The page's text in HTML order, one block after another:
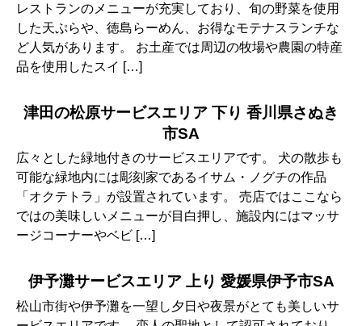
レストランのメニューが充実しており、旬の野菜を使用
した天ぷらや、徳島らーめん、お得なモテナスランチな
ど人気があります。 お土産では周辺の牧場や農園の特産
品を使用したスイ […]
津田の松原サービスエリア 下り 香川県さぬき
市SA
広々とした緑地付きのサービスエリアです。 犬の散歩も
可能な緑地内には彫刻家であるイサム・ノグチの作品
「オクテトラ」が設置されています。 売店ではここなら
ではの美味しいメニューが目白押し、施設内にはマッサ
ージコーナーやベビ […]
伊予灘サービスエリア 上り 愛媛県伊予市SA
松山市街や伊予灘を一望し夕日や夜景がとても美しいサ